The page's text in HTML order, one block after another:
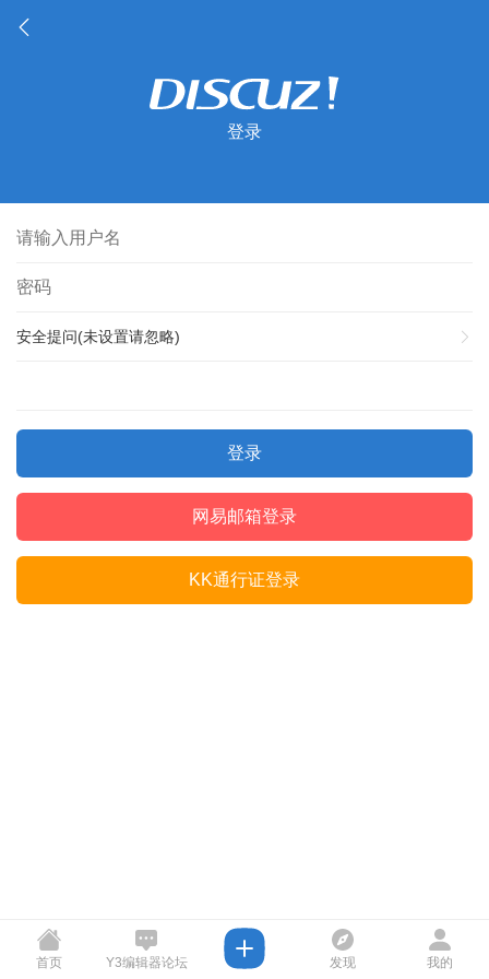
登录
安全提问(未设置请忽略)
登录
网易邮箱登录
KK通行证登录
首页 Y3编辑器论坛 发现 我的